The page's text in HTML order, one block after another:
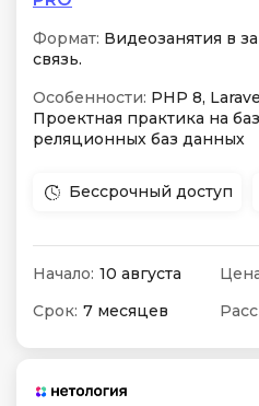
Формат: Видеозанятия в
связь.
Особенности: PHP 8,
Проектная практика на
реляционных баз данных
Бессрочный доступ
Начало: 10 августа
Срок: 7 месяцев